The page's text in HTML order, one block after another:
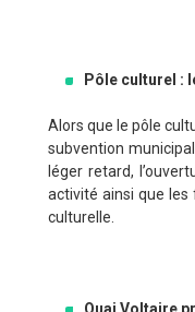
Pôle culturel :
Alors que le pôle
subvention
léger retard,
activité ainsi que les
culturelle.
Quai Voltaire